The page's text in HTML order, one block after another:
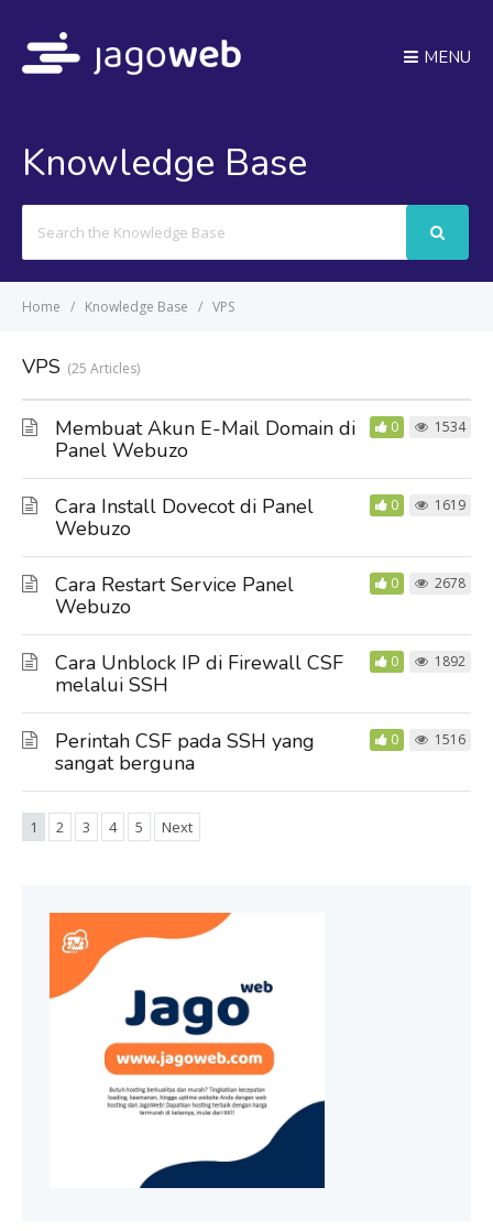
MENU
Knowledge Base
For
Home Knowledge Base VPS
VPS 25 Articles
Membuat Akun E-Mail Domain di
Panel Webuzo
0 1534
Cara Install Dovecot di Panel
Webuzo
0 1619
Cara Restart Service Panel
Webuzo
0 2678
Cara Unblock IP di Firewall CSF
melalui SSH
0 1892
Perintah CSF pada SSH yang
sangat berguna
0 1516
1 2 3 4 5 Next